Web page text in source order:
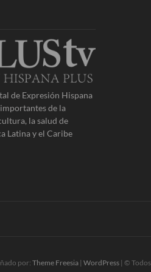
de Expresión Hispana
de la
la salud de
Latina y el Caribe
por: Theme Freesia | WordPress | ©